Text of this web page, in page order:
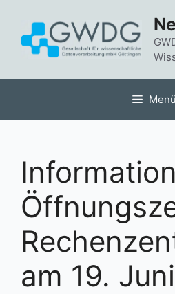
springen
Menü
am 19.